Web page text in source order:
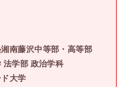
南藤沢中等部・高等部
法学部 政治学科
大学